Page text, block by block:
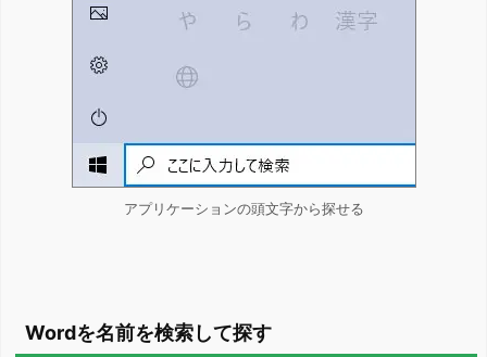
アプリケーションの頭文字から探せる
Wordを名前を検索して探す